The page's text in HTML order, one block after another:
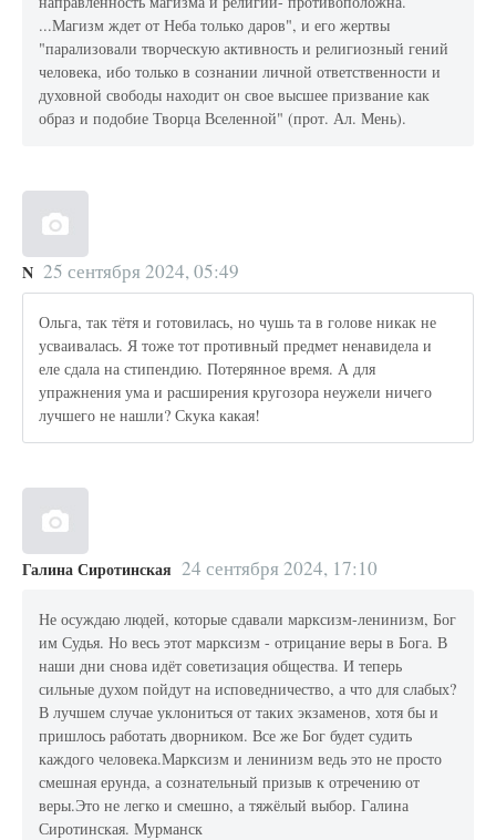
...Магизм ждет от Неба только даров", и его жертвы
"парализовали творческую активность и религиозный гений
человека, ибо только в сознании личной ответственности и
духовной свободы находит он свое высшее призвание как
образ и подобие Творца Вселенной" (прот. Ал. Мень).
N 25 сентября 2024, 05:49
Ольга, так тётя и готовилась, но чушь та в голове никак не
усваивалась. Я тоже тот противный предмет ненавидела и
еле сдала на стипендию. Потерянное время. А для
упражнения ума и расширения кругозора неужели ничего
лучшего не нашли? Скука какая!
Галина Сиротинская 24 сентября 2024, 17:10
Не осуждаю людей, которые сдавали марксизм-ленинизм, Бог
им Судья. Но весь этот марксизм - отрицание веры в Бога. В
наши дни снова идёт советизация общества. И теперь
сильные духом пойдут на исповедничество, а что для слабых?
В лучшем случае уклониться от таких экзаменов, хотя бы и
пришлось работать дворником. Все же Бог будет судить
каждого человека.Марксизм и ленинизм ведь это не просто
смешная ерунда, а сознательный призыв к отречению от
веры.Это не легко и смешно, а тяжёлый выбор. Галина
Сиротинская. Мурманск